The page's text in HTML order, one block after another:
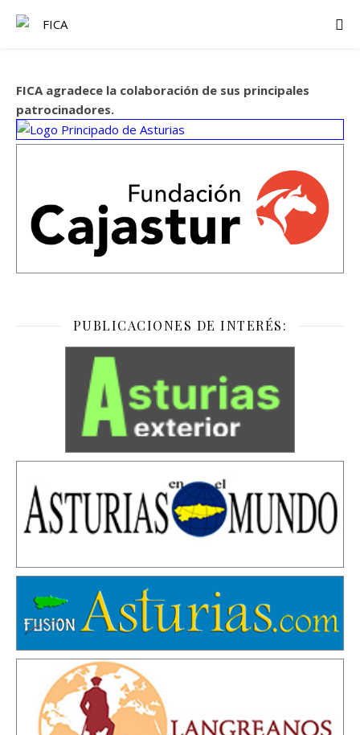
FICA agradece la colaboración de sus principales
patrocinadores.
PUBLICACIONES DE INTERÉS: